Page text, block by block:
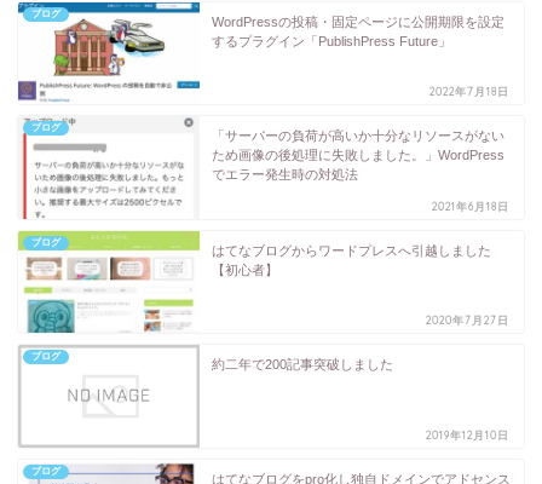
ブログ
WordPressの投稿・固定ページに公開期限を設定
するプラグイン「PublishPress Future」
2022年7月18日
ブログ
「サーバーの負荷が高いか十分なリソースがない
ため画像の後処理に失敗しました。」WordPress
でエラー発生時の対処法
2021年6月18日
ブログ
はてなブログからワードプレスへ引越しました
【初心者】
2020年7月27日
ブログ
約二年で200記事突破しました
2019年12月10日
ブログ
はてなブログをpro化し独自ドメインでアドセンス